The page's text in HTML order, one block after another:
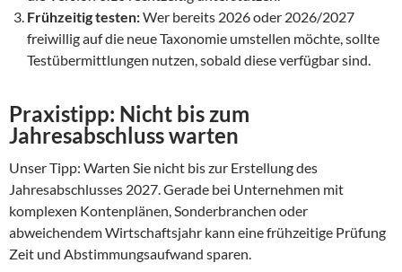
Frühzeitig testen:Wer bereits 2026 oder 2026/2027
freiwillig auf die neue Taxonomie umstellen möchte, sollte
Testübermittlungen nutzen, sobald diese verfügbar sind.
Praxistipp: Nicht bis zum
Jahresabschluss warten
Unser Tipp: Warten Sie nicht bis zur Erstellung des
Jahresabschlusses 2027. Gerade bei Unternehmen mit
komplexen Kontenplänen, Sonderbranchen oder
abweichendem Wirtschaftsjahr kann eine frühzeitige Prüfung
Zeit und Abstimmungsaufwand sparen.